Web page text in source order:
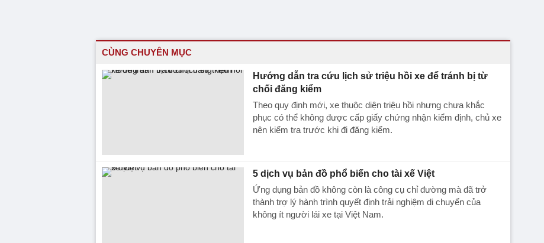
CÙNG CHUYÊN MỤC
Hướng dẫn tra cứu lịch sử triệu hồi xe để tránh bị từ
chối đăng kiểm
Theo quy định mới, xe thuộc diện triệu hồi nhưng chưa khắc
phục có thể không được cấp giấy chứng nhận kiểm định, chủ xe
nên kiểm tra trước khi đi đăng kiểm.
5 dịch vụ bản đồ phổ biến cho tài xế Việt
Ứng dụng bản đồ không còn là công cụ chỉ đường mà đã trở
thành trợ lý hành trình quyết định trải nghiệm di chuyển của
không ít người lái xe tại Việt Nam.